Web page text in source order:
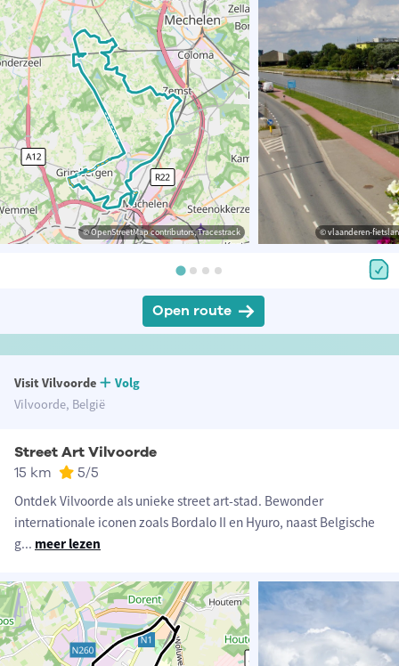
© OpenStreetMap contributors, Tracestrack © vlaanderen-
Open route
Visit Vilvoorde
Volg
Vilvoorde, België
Street Art Vilvoorde
15 km 5/5
Ontdek Vilvoorde als unieke street art-stad. Bewonder
internationale iconen zoals Bordalo II en Hyuro, naast Belgische
g... meer lezen